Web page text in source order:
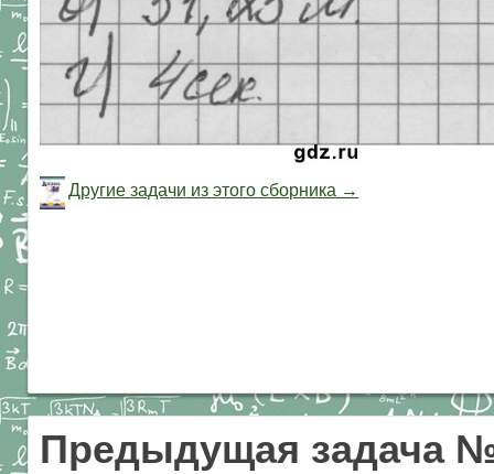
Другие задачи из этого сборника →
Предыдущая задача